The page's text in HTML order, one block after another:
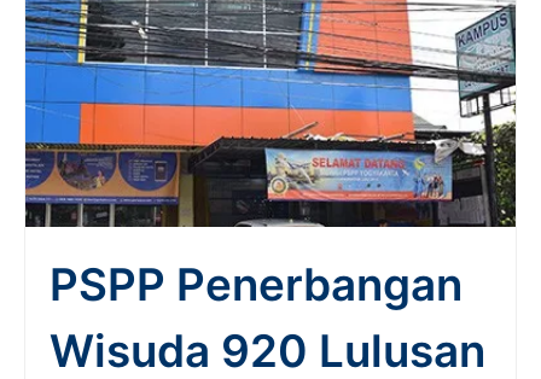
PSPP Penerbangan
Wisuda 920 Lulusan